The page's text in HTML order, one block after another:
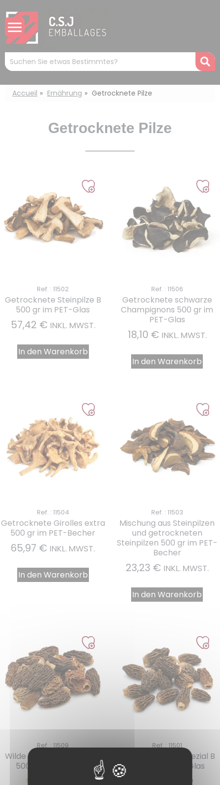
Mots
clés
:
Accueil Ernährung Getrocknete Pilze
Getrocknete Pilze
Ref. : 11502
Getrocknete Steinpilze B
500 gr im PET-Glas
57,42 € INKL. MWST.
In den Warenkorb
Ref. : 11506
Getrocknete schwarze
Champignons 500 gr im
PET-Glas
18,10 € INKL. MWST.
In den Warenkorb
Ref. : 11504
Getrocknete Girolles extra
500 gr im PET-Becher
65,97 € INKL. MWST.
In den Warenkorb
Ref. : 11503
Mischung aus Steinpilzen
und getrockneten
Steinpilzen 500 gr im PET-
Becher
23,23 € INKL. MWST.
In den Warenkorb
Ref. : 11509
Wilde Morcheln Spezial A
500 gr im PET-Glas
Ref. : 11501
Wilde Morcheln Spezial B
500 Gr im PET-Glas